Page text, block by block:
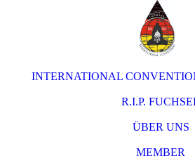
INTERNATIONAL
R.I.P.
ÜBER UNS
MEMBER